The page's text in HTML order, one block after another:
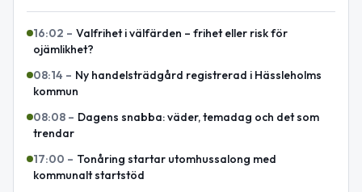
16:02 – Valfrihet i välfärden – frihet eller risk för
ojämlikhet?
08:14 – Ny handelsträdgård registrerad i Hässleholms
kommun
08:08 – Dagens snabba: väder, temadag och det som
trendar
17:00 – Tonåring startar utomhussalong med
kommunalt startstöd